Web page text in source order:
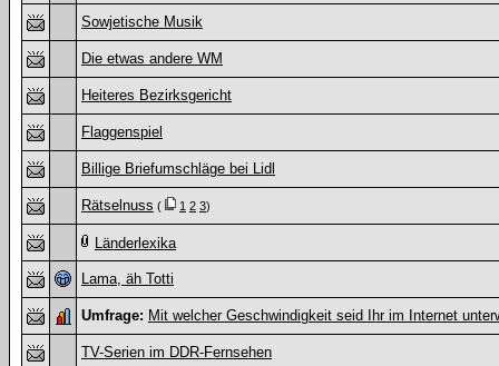
Sowjetische Musik
Die etwas andere WM
Heiteres Bezirksgericht
Flaggenspiel
Billige Briefumschläge bei Lidl
Rätselnuss ( 1 2 3)
Länderlexika
Lama, äh Totti
Umfrage: Mit welcher Geschwindigkeit seid Ihr im Internet
TV-Serien im DDR-Fernsehen